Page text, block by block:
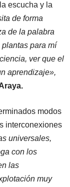
escucha y la
de forma
de la palabra
para mí
ver que el
aprendizaje»,
modos
interconexiones
universales,
con los
las
muy